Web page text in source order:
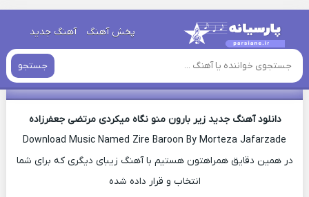
پخش آهنگ آهنگ جدید
جستجو
خانه » دانلود آهنگ جدید
میکردی جدید
اهنگ مرتضی جعفرزاده زیر بارون منو نگاه میکردی جدید
دانلود آهنگ جدید زیر بارون منو نگاه میکردی مرتضی جعفرزاده
Download Music Named Zire Baroon By Morteza Jafarzade
در همین دقایق همراهتون هستیم با آهنگ زیبای دیگری که برای شما
انتخاب و قرار داده شده